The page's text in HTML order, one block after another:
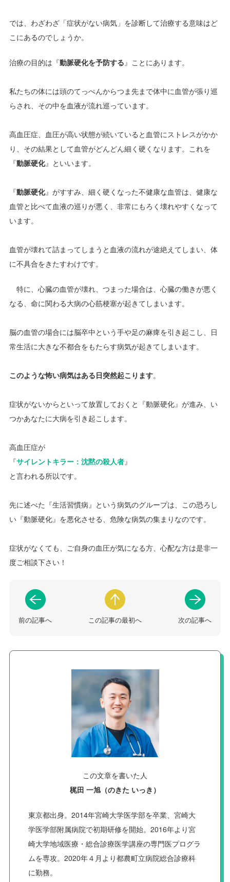
では、わざわざ「症状がない病気」を診断して治療する意味はど
こにあるのでしょうか。
治療の目的は『動脈硬化を予防する』ことにあります。
私たちの体には頭のてっぺんからつま先まで体中に血管が張り巡
らされ、その中を血液が流れ巡っています。
高血圧症、血圧が高い状態が続いていると血管にストレスがかか
り、その結果として血管がどんどん細く硬くなります。これを
『動脈硬化』といいます。
『動脈硬化』がすすみ、細く硬くなった不健康な血管は、健康な
血管と比べて血液の巡りが悪く、非常にもろく壊れやすくなって
います。
血管が壊れて詰まってしまうと血液の流れが途絶えてしまい、体
に不具合をきたすわけです。
特に、心臓の血管が壊れ、つまった場合は、心臓の働きが悪く
なる、命に関わる大病の心筋梗塞が起きてしまいます。
脳の血管の場合には脳卒中という手や足の麻痺を引き起こし、日
常生活に大きな不都合をもたらす病気が起きてしまいます。
このような怖い病気はある日突然起こります。
症状がないからといって放置しておくと『動脈硬化』が進み、い
つかあなたに大病を引き起こします。
高血圧症が
『サイレントキラー：沈黙の殺人者』
と言われる所以です。
先に述べた『生活習慣病』という病気のグループは、この恐ろし
い『動脈硬化』を悪化させる、危険な病気の集まりなのです。
症状がなくても、ご自身の血圧が気になる方、心配な方は是非一
度ご相談下さい！
前の記事へ この記事の最初へ 次の記事へ
この文章を書いた人
䅏田 一旭（のきた いっき）
東京都出身。2014年宮崎大学医学部を卒業、宮崎大
学医学部附属病院で初期研修を開始。2016年より宮
崎大学地域医療・総合診療医学講座の専門医プログラ
ムを専攻。2020年４月より都農町立病院総合診療科
に勤務。